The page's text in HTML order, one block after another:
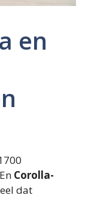
en
En Corolla-
dat